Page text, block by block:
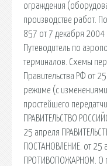
ограждения
производстве работ.
857 от 7 декабря 2004
Путеводитель по
терминалов. Схемы
Правительства РФ от
режиме (с
простейшего
ПРАВИТЕЛЬСТВО
25 апреля
ПОСТАНОВЛЕНИЕ. от
ПРОТИВОПОЖАРНОМ. О